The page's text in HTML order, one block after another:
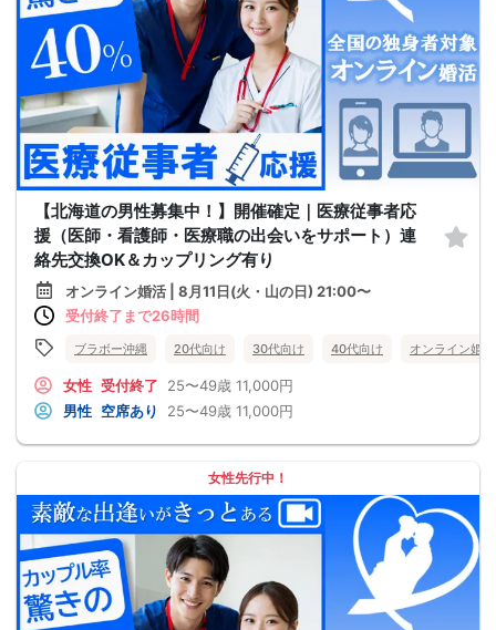
【北海道の男性募集中！】開催確定｜医療従事者応
援（医師・看護師・医療職の出会いをサポート）連
絡先交換OK＆カップリング有り
オンライン婚活 | 8月11日(火・山の日) 21:00〜
受付終了まで26時間
ブラボー沖縄 20代向け 30代向け 40代向け オンライン婚活
女性 受付終了 25〜49歳 11,000円
男性 空席あり 25〜49歳 11,000円
女性先行中！